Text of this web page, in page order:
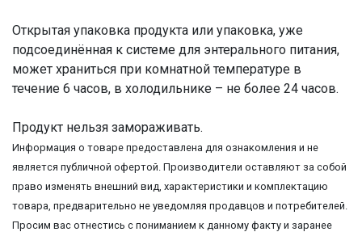
Открытая упаковка продукта или упаковка, уже
подсоединённая к системе для энтерального питания,
может храниться при комнатной температуре в
течение 6 часов, в холодильнике – не более 24 часов.
Продукт нельзя замораживать.
Информация о товаре предоставлена для ознакомления и не
является публичной офертой. Производители оставляют за собой
право изменять внешний вид, характеристики и комплектацию
товара, предварительно не уведомляя продавцов и потребителей.
Просим вас отнестись с пониманием к данному факту и заранее